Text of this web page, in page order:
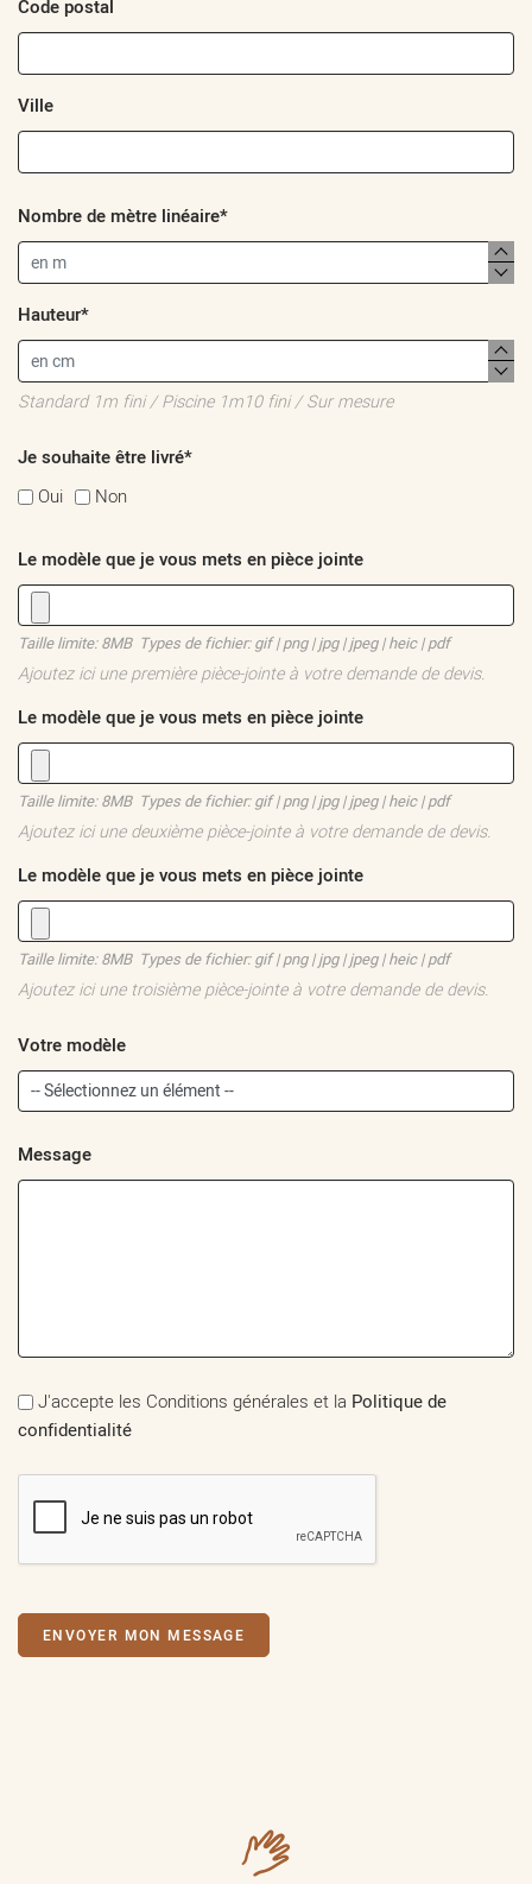
Code postal
Ville
Nombre de mètre linéaire*
Hauteur*
Standard 1m fini / Piscine 1m10 fini / Sur mesure
Je souhaite être livré*
Oui
Non
Le modèle que je vous mets en pièce jointe
Taille limite: 8MB Types de fichier: gif | png | jpg | jpeg | heic | pdf
Ajoutez ici une première pièce-jointe à votre demande de devis.
Le modèle que je vous mets en pièce jointe
Taille limite: 8MB Types de fichier: gif | png | jpg | jpeg | heic | pdf
Ajoutez ici une deuxième pièce-jointe à votre demande de devis.
Le modèle que je vous mets en pièce jointe
Taille limite: 8MB Types de fichier: gif | png | jpg | jpeg | heic | pdf
Ajoutez ici une troisième pièce-jointe à votre demande de devis.
Votre modèle
Message
J'accepte les Conditions générales et la Politique de
confidentialité